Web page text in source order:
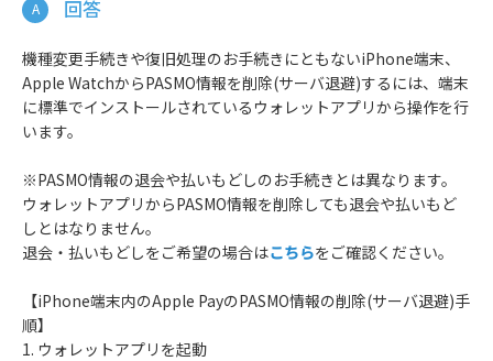
機種変更手続きや復旧処理のお手続きにともないiPhone端末、
Apple WatchからPASMO情報を削除(サーバ退避)するには、端末
に標準でインストールされているウォレットアプリから操作を行
います。
※PASMO情報の退会や払いもどしのお手続きとは異なります。
ウォレットアプリからPASMO情報を削除しても退会や払いもど
しとはなりません。
退会・払いもどしをご希望の場合はこちらをご確認ください。
【iPhone端末内のApple PayのPASMO情報の削除(サーバ退避)手
順】
1. ウォレットアプリを起動